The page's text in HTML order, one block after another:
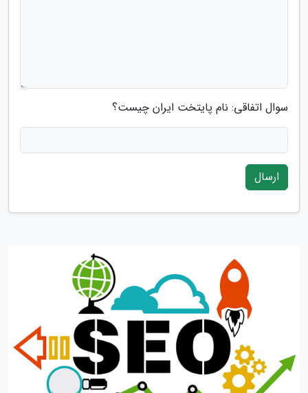
سوال اتفاقی: نام پایتخت ایران چیست؟
ارسال